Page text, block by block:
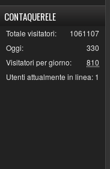
CONTAQUERELE
1061107
Totale visitatori:
330
Oggi:
810
Visitatori per giorno:
1
Utenti attualmente in linea: